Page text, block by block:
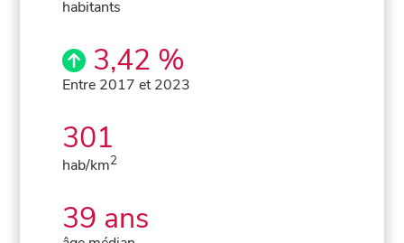
habitants
3,42 %
Entre 2017 et 2023
301
hab/km2
39 ans